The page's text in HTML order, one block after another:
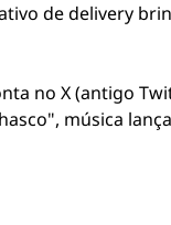
de delivery
no X (antigo
música